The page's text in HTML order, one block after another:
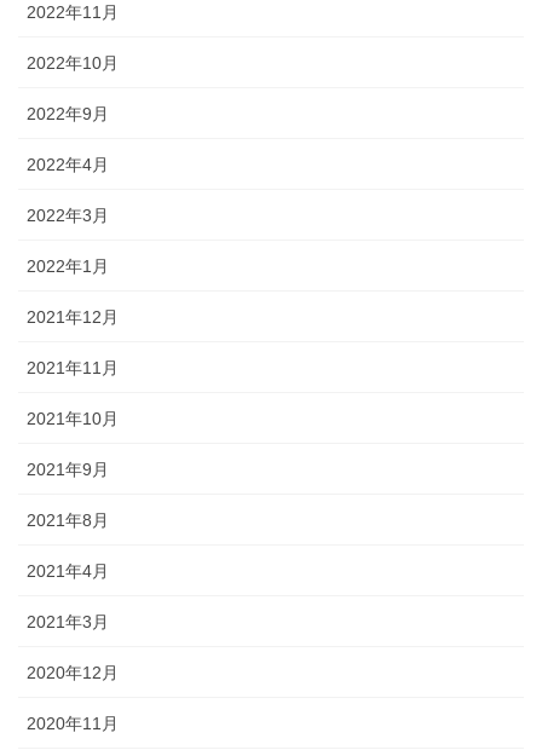
2022年11月
2022年10月
2022年9月
2022年4月
2022年3月
2022年1月
2021年12月
2021年11月
2021年10月
2021年9月
2021年8月
2021年4月
2021年3月
2020年12月
2020年11月